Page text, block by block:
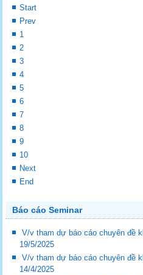
Start
Prev
1
2
3
4
5
6
7
8
9
10
Next
End
Báo cáo Seminar
V/v tham dự báo cáo chuyên đề
19/5/2025
V/v tham dự báo cáo chuyên đề
14/4/2025